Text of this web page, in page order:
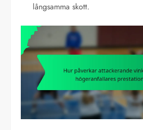
långsamma skott.